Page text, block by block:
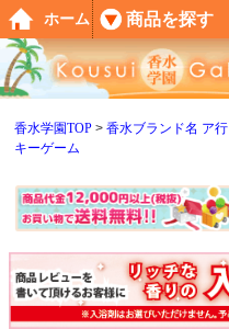
香水学園TOP 香水ブランド名 ア行
キーゲーム
ホーム 商品を探す